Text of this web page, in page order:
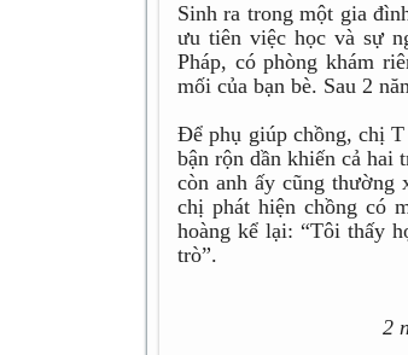
Sinh ra trong một gia
ưu tiên việc học và sự
Pháp, có phòng khám
mối của bạn bè. Sau 2
Để phụ giúp chồng, chị
bận rộn dần khiến cả hai
còn anh ấy cũng thường
chị phát hiện chồng có
hoàng kể lại: “Tôi thấy
trò”.
2